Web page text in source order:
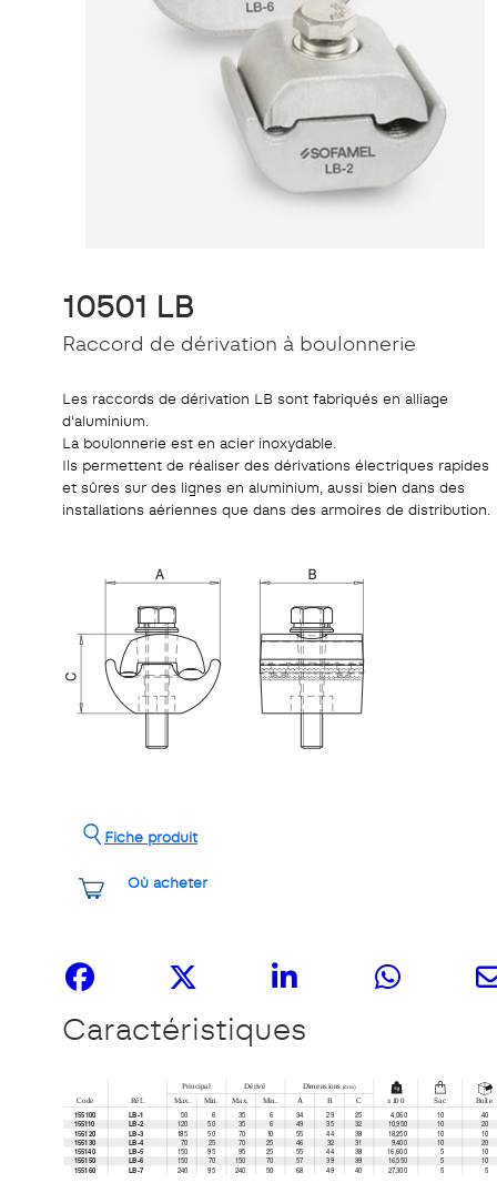
10501 LB
Raccord de dérivation à boulonnerie
Les raccords de dérivation LB sont fabriqués en alliage
d'aluminium.
La boulonnerie est en acier inoxydable.
Ils permettent de réaliser des dérivations électriques rapides
et sûres sur des lignes en aluminium, aussi bien dans des
installations aériennes que dans des armoires de distribution.
Où acheter
Fiche produit
Caractéristiques